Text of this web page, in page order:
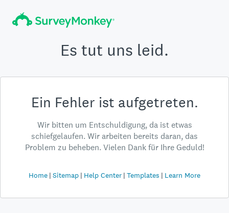
Es tut uns leid.
Ein Fehler ist aufgetreten.
Wir bitten um Entschuldigung, da ist etwas
schiefgelaufen. Wir arbeiten bereits daran, das
Problem zu beheben. Vielen Dank für Ihre Geduld!
Home Sitemap Help Center Templates Learn More